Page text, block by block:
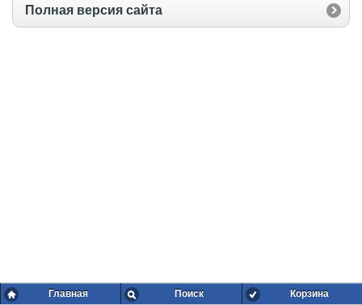
Полная версия сайта
Главная Поиск Корзина